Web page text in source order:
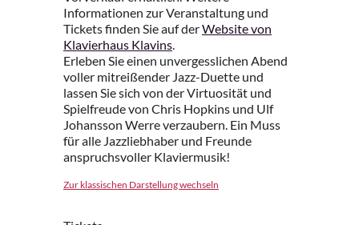
Informationen zur Veranstaltung und
Tickets finden Sie auf derWebsite von
Klavierhaus Klavins.
Erleben Sie einen unvergesslichen Abend
voller mitreißender Jazz-Duette und
lassen Sie sich von der Virtuosität und
Spielfreude von Chris Hopkins und Ulf
Johansson Werre verzaubern. Ein Muss
für alle Jazzliebhaber und Freunde
anspruchsvoller Klaviermusik!
Zur klassischen Darstellung wechseln